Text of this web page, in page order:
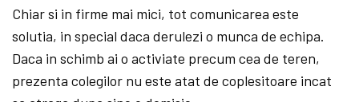
Chiar si in firme mai mici, tot comunicarea este
solutia, in special daca derulezi o munca de echipa.
Daca in schimb ai o activiate precum cea de teren,
prezenta colegilor nu este atat de coplesitoare incat